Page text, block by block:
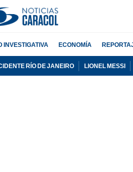
INVESTIGATIVA ECONOMÍA
RÍO DE JANEIRO LIONEL MESSI